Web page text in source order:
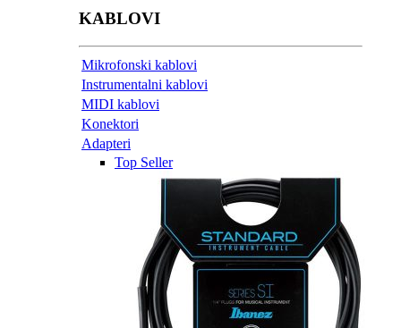
KABLOVI
Mikrofonski kablovi
Instrumentalni kablovi
MIDI kablovi
Konektori
Adapteri
Top Seller